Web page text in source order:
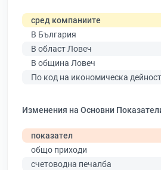
сред компаниите
В България
В област Ловеч
В община Ловеч
По код на икономическа
Изменения на Основни
показател
общо приходи
счетоводна печалба